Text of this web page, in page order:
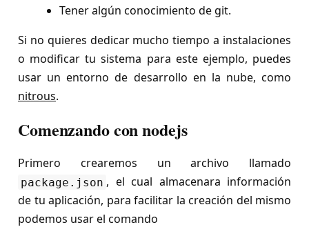
Tener algún conocimiento de git.
Si no quieres dedicar mucho tiempo a instalaciones
o modificar tu sistema para este ejemplo, puedes
usar un entorno de desarrollo en la nube, como
nitrous.
Comenzando con nodejs
Primero crearemos un archivo llamado
package.json , el cual almacenara información
de tu aplicación, para facilitar la creación del mismo
podemos usar el comando